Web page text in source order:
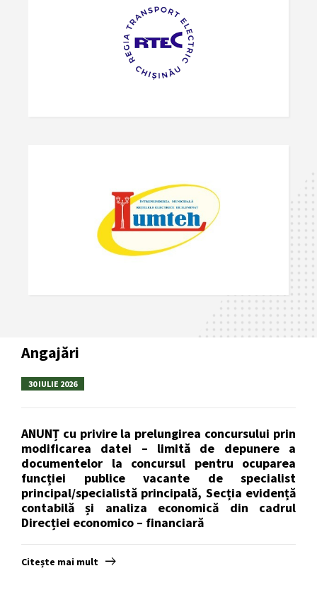
Angajări
30 IULIE 2026
ANUNȚ cu privire la prelungirea concursului prin
modificarea datei – limită de depunere a
documentelor la concursul pentru ocuparea
funcției publice vacante de specialist
principal/specialistă principală, Secția evidență
contabilă și analiza economică din cadrul
Direcției economico – financiară
Citește mai mult